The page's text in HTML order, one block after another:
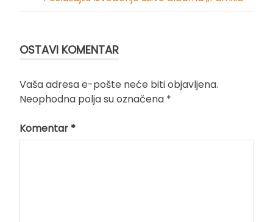
OSTAVI KOMENTAR
Vaša adresa e-pošte neće biti objavljena.
Neophodna polja su označena *
Komentar *